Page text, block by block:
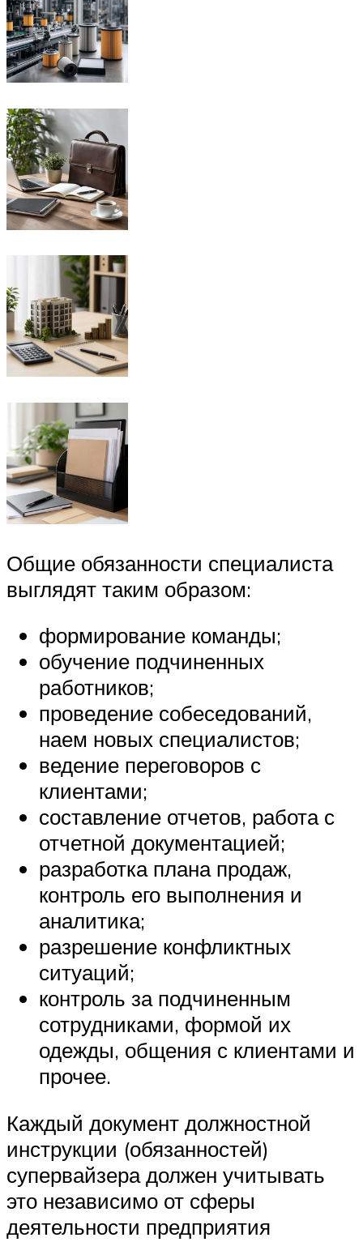
Общие обязанности специалиста
выглядят таким образом:
формирование команды;
обучение подчиненных
работников;
проведение собеседований,
наем новых специалистов;
ведение переговоров с
клиентами;
составление отчетов, работа с
отчетной документацией;
разработка плана продаж,
контроль его выполнения и
аналитика;
разрешение конфликтных
ситуаций;
контроль за подчиненным
сотрудниками, формой их
одежды, общения с клиентами и
прочее.
Каждый документ должностной
инструкции (обязанностей)
супервайзера должен учитывать
это независимо от сферы
деятельности предприятия